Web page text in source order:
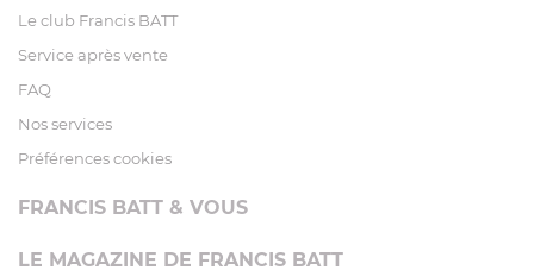
Le club Francis BATT
Service après vente
FAQ
Nos services
Préférences cookies
FRANCIS BATT & VOUS
LE MAGAZINE DE FRANCIS BATT